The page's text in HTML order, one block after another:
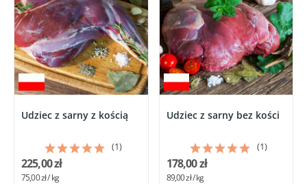
Udziec z sarny z kością
(1)
225,00 zł
75,00 zł / kg
Udziec z sarny bez kości
(1)
178,00 zł
89,00 zł / kg